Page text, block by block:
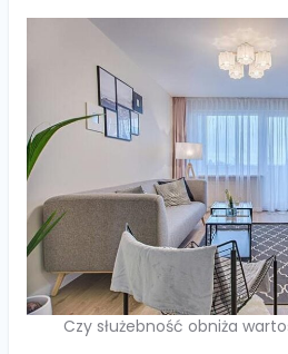
Czy służebność obniża